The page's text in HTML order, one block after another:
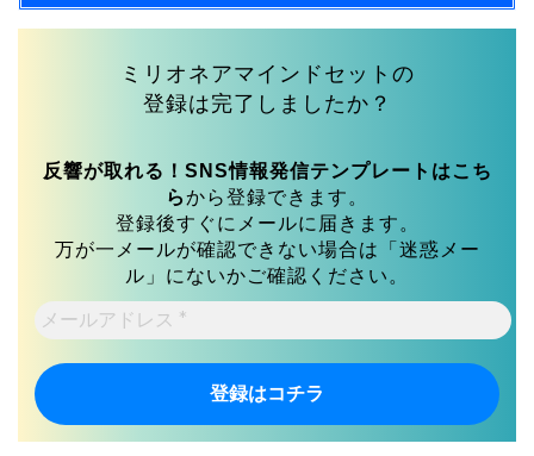
ミリオネアマインドセットの
登録は完了しましたか？
反響が取れる！SNS情報発信テンプレートはこち
らから登録できます。
登録後すぐにメールに届きます。
万が一メールが確認できない場合は「迷惑メー
ル」にないかご確認ください。
メ
ー
ル
ア
ド
レ